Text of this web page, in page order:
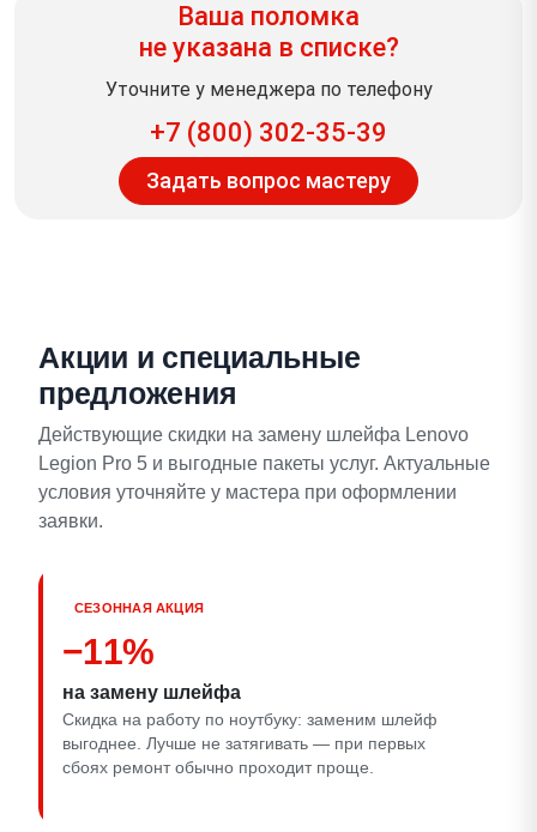
Ваша поломка
не указана в списке?
Уточните у менеджера по телефону
+7 (800) 302-35-39
Задать вопрос мастеру
Акции и специальные
предложения
Действующие скидки на замену шлейфа Lenovo
Legion Pro 5 и выгодные пакеты услуг. Актуальные
условия уточняйте у мастера при оформлении
заявки.
СЕЗОННАЯ АКЦИЯ
−11%
на замену шлейфа
Скидка на работу по ноутбуку: заменим шлейф
выгоднее. Лучше не затягивать — при первых
сбоях ремонт обычно проходит проще.